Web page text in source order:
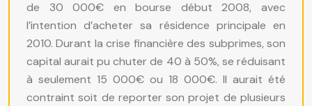
de 30 000€ en bourse début 2008, avec
l’intention d’acheter sa résidence principale en
2010. Durant la crise financière des subprimes, son
capital aurait pu chuter de 40 à 50%, se réduisant
à seulement 15 000€ ou 18 000€. Il aurait été
contraint soit de reporter son projet de plusieurs